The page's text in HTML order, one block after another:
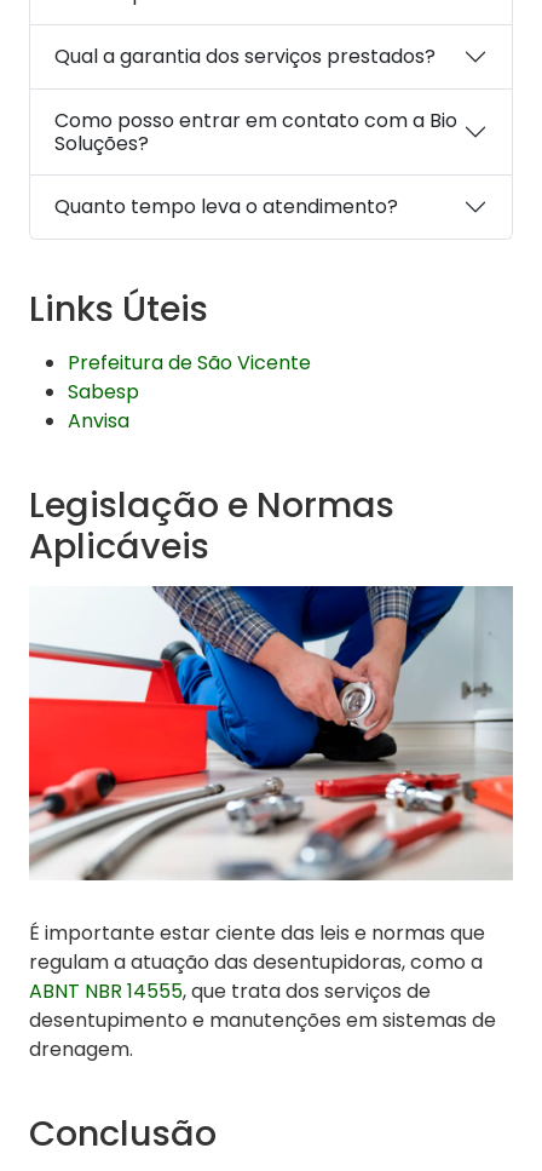
Qual a garantia dos serviços prestados?
Como posso entrar em contato com a Bio
Soluções?
Quanto tempo leva o atendimento?
Links Úteis
Prefeitura de São Vicente
Sabesp
Anvisa
Legislação e Normas
Aplicáveis
É importante estar ciente das leis e normas que
regulam a atuação das desentupidoras, como a
ABNT NBR 14555, que trata dos serviços de
desentupimento e manutenções em sistemas de
drenagem.
Conclusão